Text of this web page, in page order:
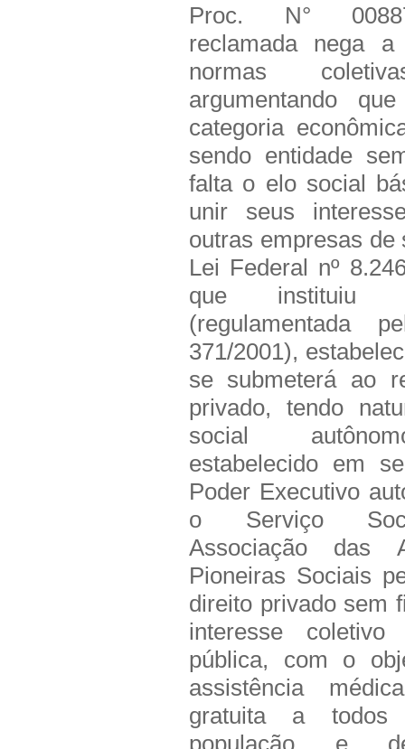
Proc. N°
reclamada nega
normas
argumentando
categoria
sendo entidade
falta o elo social
unir seus
outras empresas
Lei Federal nº
que instituiu
(regulamentada
371/2001),
se submeterá ao
privado, tendo
social
estabelecido em
Poder Executivo
o Serviço
Associação das
Pioneiras Sociais
direito privado sem
interesse
pública, com o
assistência
gratuita a
população e